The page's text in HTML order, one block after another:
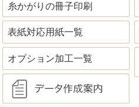
糸かがりの冊子印刷
表紙対応用紙一覧
オプション加工一覧